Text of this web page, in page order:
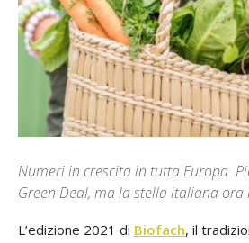
Numeri in crescita in tutta Europa.
Green Deal, ma la stella italiana
L’edizione 2021 di Biofach, il